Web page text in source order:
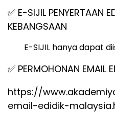
✅ E-SIJIL PENYERTAAN
KEBANGSAAN
E-SIJIL hanya dapat
✅ PERMOHONAN EMAIL
https://
email-edidik-